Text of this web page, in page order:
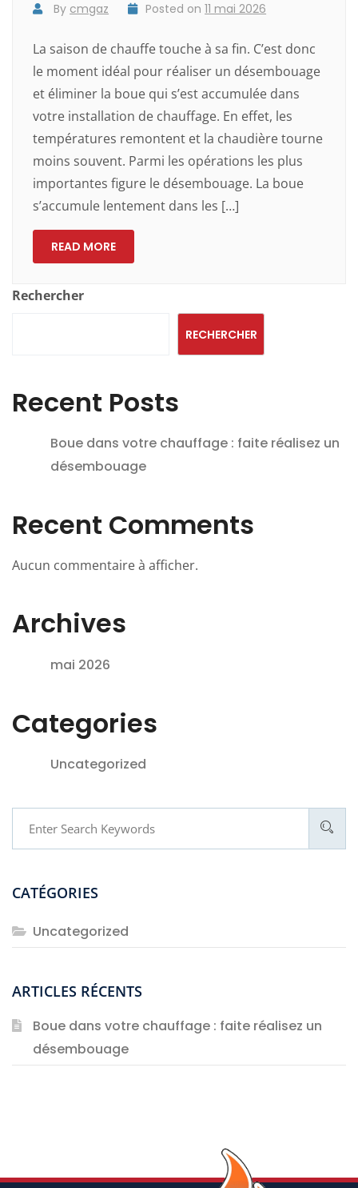
By cmgaz Posted on11 mai 2026
La saison de chauffe touche à sa fin. C’est donc
le moment idéal pour réaliser un désembouage
et éliminer la boue qui s’est accumulée dans
votre installation de chauffage. En effet, les
températures remontent et la chaudière tourne
moins souvent. Parmi les opérations les plus
importantes figure le désembouage. La boue
s’accumule lentement dans les […]
READ MORE
Rechercher
RECHERCHER
Recent Posts
Boue dans votre chauffage : faite réalisez un
désembouage
Recent Comments
Aucun commentaire à afficher.
Archives
mai 2026
Categories
Uncategorized
CATÉGORIES
Uncategorized
ARTICLES RÉCENTS
Boue dans votre chauffage : faite réalisez un
désembouage